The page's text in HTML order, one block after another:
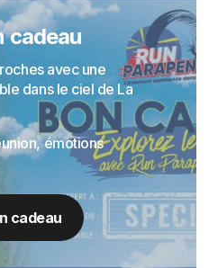
cadeau
avec une
dans le ciel de La
émotions
cadeau